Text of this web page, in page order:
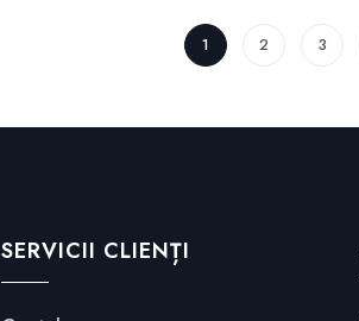
1 2 3
SERVICII CLIENȚI